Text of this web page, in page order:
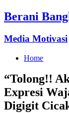
Berani
Media Motivasi
Home
“Tolong!!
Expresi
Digigit